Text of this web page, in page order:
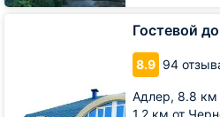
Гостевой
8.9 94
Адлер, 8.8 км
1.2 км от